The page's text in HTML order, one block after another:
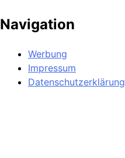
Navigation
Werbung
Impressum
Datenschutzerklärung